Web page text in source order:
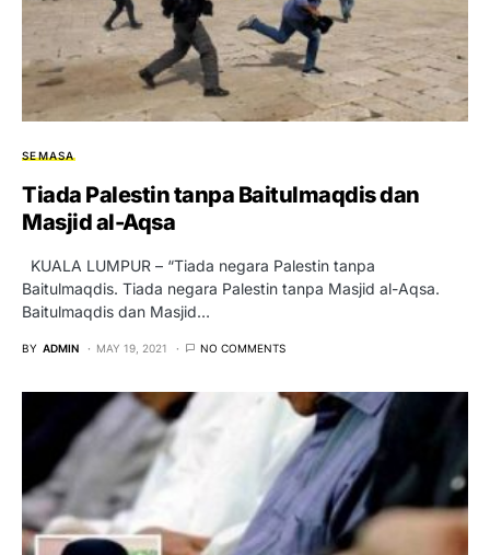
SEMASA
Tiada Palestin tanpa Baitulmaqdis dan
Masjid al-Aqsa
KUALA LUMPUR – “Tiada negara Palestin tanpa
Baitulmaqdis. Tiada negara Palestin tanpa Masjid al-Aqsa.
Baitulmaqdis dan Masjid…
BY ADMIN MAY 19, 2021 NO COMMENTS